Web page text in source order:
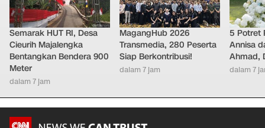
Semarak HUT RI, Desa
Cieurih Majalengka
Bentangkan Bendera 900
Meter
dalam 7 jam
MagangHub 2026
Transmedia, 280 Peserta
Siap Berkontribusi!
dalam 7 jam
5 Potret
Annisa
Ahmad,
dalam 7